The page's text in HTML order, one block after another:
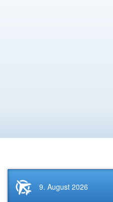
Startseite
News.Tourismus.com
9. August 2026